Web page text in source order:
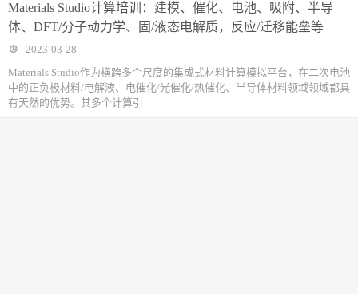
Materials Studio计算培训：建模、催化、电池、吸附、半导
体、DFT/分子动力学、固/液态电解质，反应/迁移能垒等
2023-03-28
Materials Studio作为横跨多个尺度的集成式材料计算模拟平台，在二次电池
中的正负极材料/电解液、电催化/光催化/热催化、半导体材料领域领域都具
有天然的优势。其多个计算引